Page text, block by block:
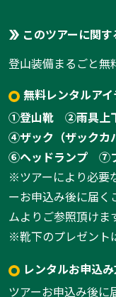
このツアーに関
登山装備まるごと無
無料レンタルア
①登山靴
②雨具上
④ザック（ザックカ
⑥ヘッドランプ
⑦
※ツアーにより必要
ーお申込み後に届く
ムよりご参照頂けま
※靴下のプレゼント
レンタルお申込
ツアーお申込み後に